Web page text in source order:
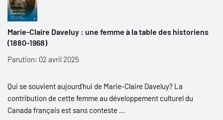
Marie-Claire Daveluy : une femme à la table des historiens
(1880-1968)
Parution: 02 avril 2025
Qui se souvient aujourd’hui de Marie-Claire Daveluy? La
contribution de cette femme au développement culturel du
Canada français est sans conteste ...